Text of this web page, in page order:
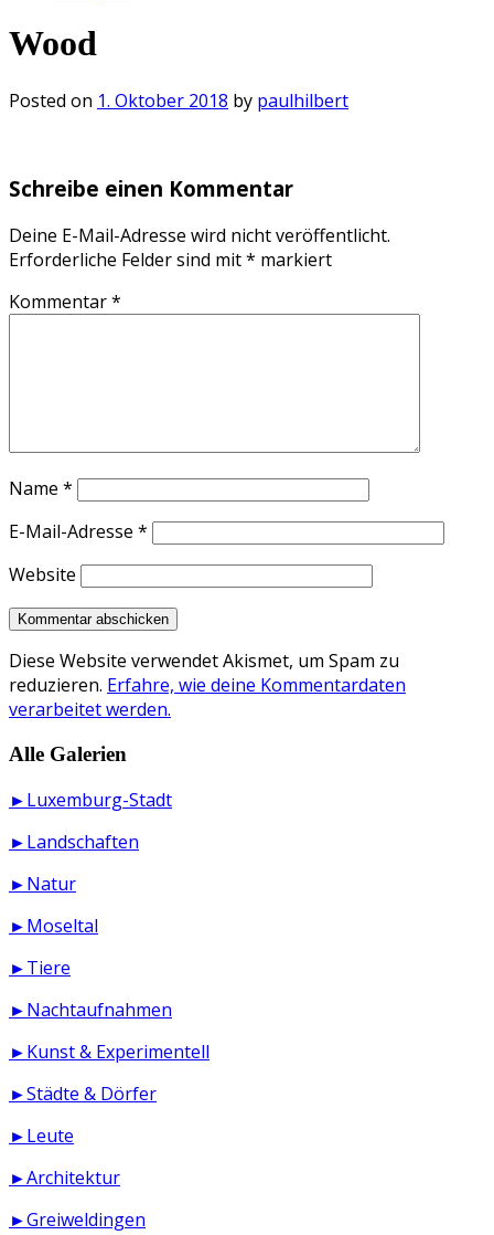
Wood
Posted on 1. Oktober 2018 by paulhilbert
Schreibe einen Kommentar
Deine E-Mail-Adresse wird nicht veröffentlicht.
Erforderliche Felder sind mit* markiert
Kommentar*
Name *
E-Mail-Adresse *
Website
Diese Website verwendet Akismet, um Spam zu
reduzieren. Erfahre, wie deine Kommentardaten
verarbeitet werden.
Alle Galerien
►Luxemburg-Stadt
►Landschaften
►Natur
►Moseltal
►Tiere
►Nachtaufnahmen
►Kunst & Experimentell
►Städte & Dörfer
►Leute
►Architektur
►Greiweldingen